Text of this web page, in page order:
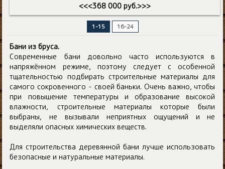
<<<368 000 руб.>>>
1-15 16-24
Бани из бруса.
Современные бани довольно часто используются в
напряжённом режиме, поэтому следует с особенной
тщательностью подбирать строительные материалы для
самого сокровенного - своей баньки. Очень важно, чтобы
при повышение температуры и образование высокой
влажности, строительные материалы которые были
выбраны, не вызывали неприятных ощущений и не
выделяли опасных химических веществ.
Для строительства деревянной бани лучше использовать
безопасные и натуральные материалы.